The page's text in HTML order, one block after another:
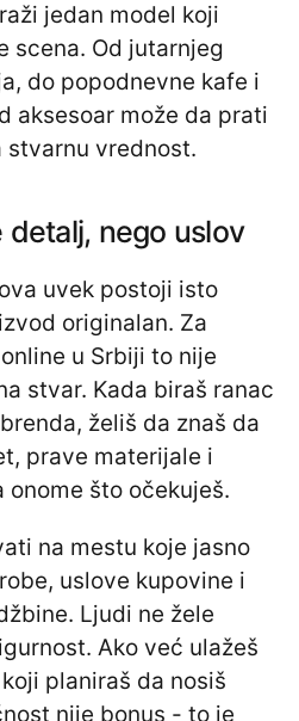
jedan model koji
scena. Od jutarnjeg
do popodnevne kafe i
aksesoar može da prati
stvarnu vrednost.
detalj, nego uslov
uvek postoji isto
originalan. Za
u Srbiji to nije
stvar. Kada biraš ranac
želiš da znaš da
prave materijale i
što očekuješ.
na mestu koje jasno
uslove kupovine i
Ljudi ne žele
Ako već ulažeš
planiraš da nosiš
nije bonus - to je